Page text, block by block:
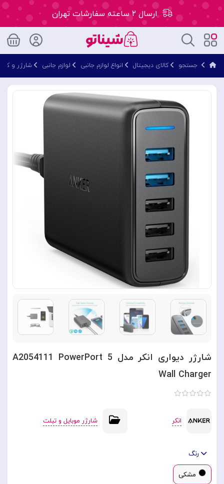
ارسال ۲ ساعته سفارشات تهران
۵۰ هزار تومان تخفیف اولین سفارش کد: WLC
ارسال ۲ ساعته سفارشات تهران جستجو کالای دیجیتال انواع لوازم جانبی لوازم جانبی شارژر و کابل
شارژر دیواری انکر مدل A2054111 PowerPort 5
Wall Charger
انکر شارژر موبایل و تبلت
رنگ
مشکی